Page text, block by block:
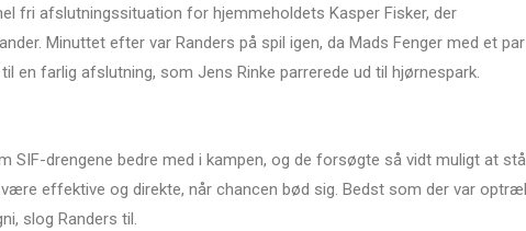
fri afslutningssituation for hjemmeholdets Kasper Fisker, der
Minuttet efter var Randers på spil igen, da Mads Fenger med et par
en farlig afslutning, som Jens Rinke parrerede ud til hjørnespark.
SIF-drengene bedre med i kampen, og de forsøgte så vidt muligt at stå
effektive og direkte, når chancen bød sig. Bedst som der var
slog Randers til.